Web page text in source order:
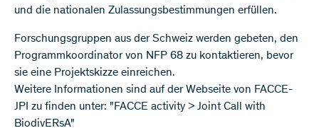
und die nationalen Zulassungsbestimmungen erfüllen.
Forschungsgruppen aus der Schweiz werden gebeten, den
Programmkoordinator von NFP 68 zu kontaktieren, bevor
sie eine Projektskizze einreichen.
Weitere Informationen sind auf der Webseite von FACCE-
JPI zu finden unter: "FACCE activity > Joint Call with
BiodivERsA"